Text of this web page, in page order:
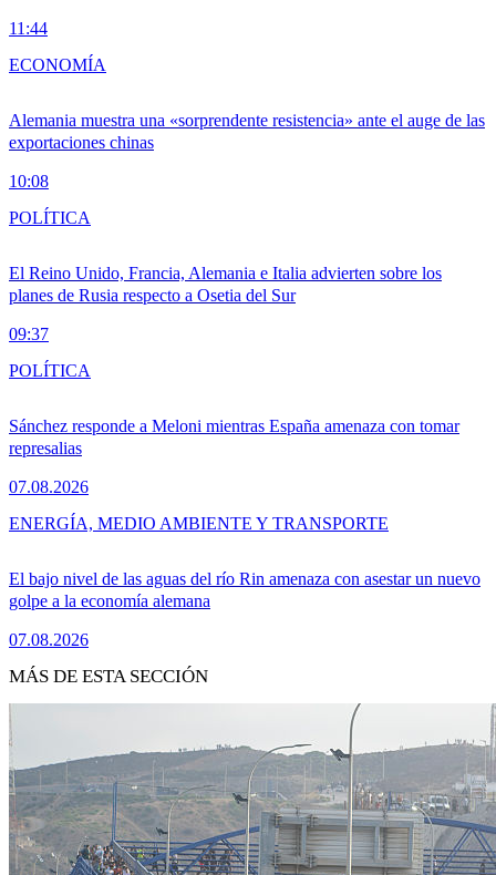
11:44
Alemania muestra una «sorprendente resistencia» ante el auge de las
exportaciones chinas
10:08
ECONOMÍA
El Reino Unido, Francia, Alemania e Italia advierten sobre los
planes de Rusia respecto a Osetia del Sur
09:37
POLÍTICA
Sánchez responde a Meloni mientras España amenaza con tomar
represalias
07.08.2026
POLÍTICA
El bajo nivel de las aguas del río Rin amenaza con asestar un nuevo
golpe a la economía alemana
07.08.2026
ENERGÍA, MEDIO AMBIENTE Y TRANSPORTE
MÁS DE ESTA SECCIÓN